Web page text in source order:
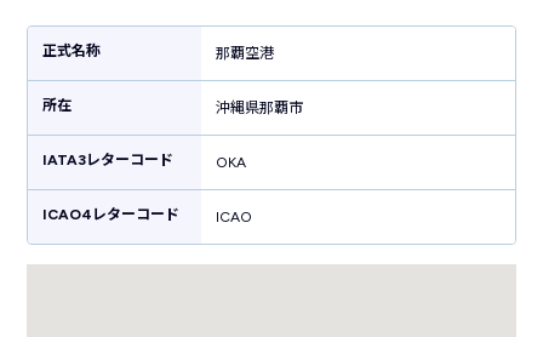
航します。空港内各所には鮮やかな花が飾られていて、南国らしい雰囲気
で出迎えてくれます。空港内にはたくさんのお店が立ち並び、ソーキそば
やオリオンビールなど沖縄らしいグルメを販売しています。ちんすこうや
紅芋タルトなどの沖縄土産もたくさん販売しており、ショッピングも楽し
める空港です。
正式名称 那覇空港
所在 沖縄県那覇市
IATA3レターコード OKA
ICAO4レターコード ICAO